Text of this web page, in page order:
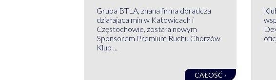
Grupa BTLA, znana firma doradcza
działająca min w Katowicach i
Częstochowie, została nowym
Sponsorem Premium Ruchu Chorzów
Klub ...
CAŁOŚĆ ›